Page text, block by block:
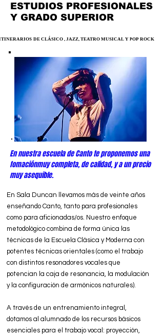
ESTUDIOS PROFESIONALES
Y GRADO SUPERIOR
DE CLÁSICO , JAZZ, TEATRO MUSICAL Y POP ROCK
DE CLÁSICO , JAZZ, TEATRO MUSICAL Y POP ROCK
En nuestra escuela de Canto te proponemos una
fomaciónmuy completa, de calidad, y a un precio
muy asequible.
En Sala Duncan llevamos más de veinte años
enseñando Canto, tanto para profesionales
como para aficionadas/os. Nuestro enfoque
metodológico combina de forma única las
técnicas de la Escuela Clásica y Moderna con
potentes técnicas orientales (como el trabajo
con distintos resonadores vocales que
potencian la caja de resonancia, la modulación
y la configuración de armónicos naturales).
A través de un entrenamiento integral,
dotamos al alumnado de los recursos básicos
esenciales para el trabajo vocal: proyección,